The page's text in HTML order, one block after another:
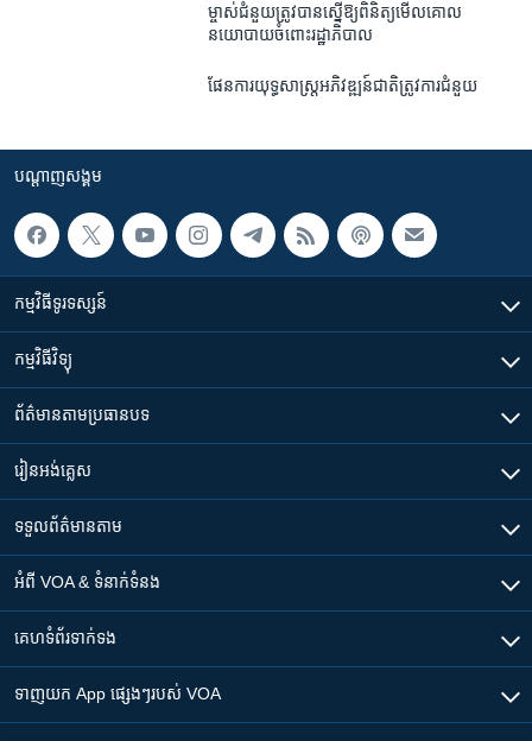
ម្ចាស់​ជំនួយ​ត្រូវ​បាន​ស្នើ​ឱ្យ​ពិនិត្យ​មើល​គោល​
នយោបាយ​ចំពោះ​រដ្ឋា​ភិបាល
ផែនការ​យុទ្ធសាស្ត្រ​អភិវឌ្ឍន៍​ជាតិ​ត្រូវ​ការ​ជំនួយ
បណ្តាញ​សង្គម
កម្មវិធី​ទូរទស្សន៍
កម្មវិធី​វិទ្យុ
ព័ត៌មាន​តាមប្រធានបទ​
រៀន​​អង់គ្លេស
ទទួល​ព័ត៌មាន​តាម
អំពី​ VOA & ទំនាក់ទំនង
គេហទំព័រ​​ទាក់ទង
ទាញយក​ App ផ្សេងៗ​របស់​ VOA